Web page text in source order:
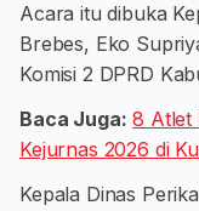
​Acara itu dibuka
Brebes, Eko
Komisi 2 DPRD
Baca Juga: 8 Atlet
Kejurnas 2026 di
Kepala Dinas